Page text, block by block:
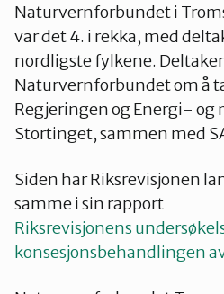
Naturvernforbundet i
var det 4. i rekka, med
nordligste fylkene.
Naturvernforbundet om å
Regjeringen og Energi- og
Stortinget, sammen med
Siden har Riksrevisjonen
samme i sin rapport
Riksrevisjonens
konsesjonsbehandlingen